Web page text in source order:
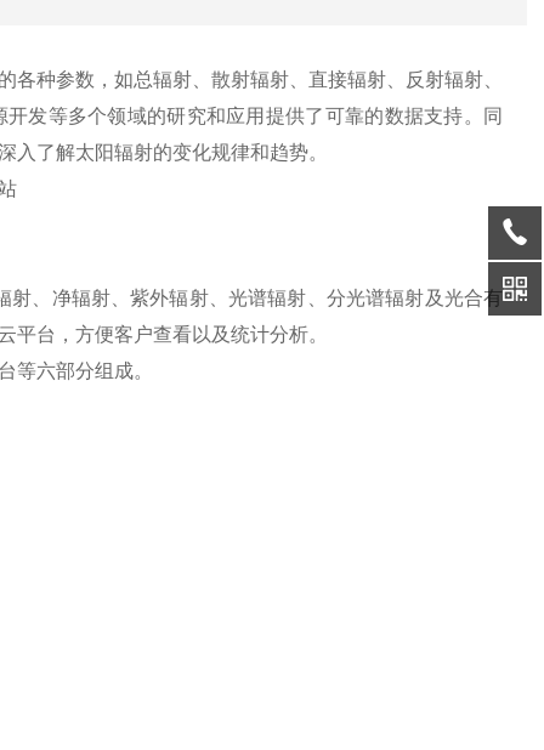
种参数，如总辐射、散射辐射、直接辐射、反射辐射、
发等多个领域的研究和应用提供了可靠的数据支持。同
了解太阳辐射的变化规律和趋势。
、净辐射、紫外辐射、光谱辐射、分光谱辐射及光合有
台，方便客户查看以及统计分析。
等六部分组成。